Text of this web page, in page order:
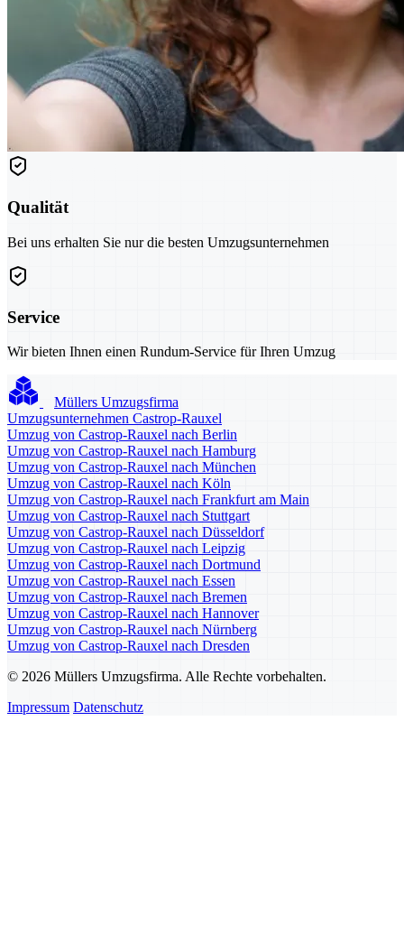
Qualität
Bei uns erhalten Sie nur die besten Umzugsunternehmen
Service
Wir bieten Ihnen einen Rundum-Service für Ihren Umzug
Müllers Umzugsfirma
Umzugsunternehmen Castrop-Rauxel
Umzug von Castrop-Rauxel nach Berlin
Umzug von Castrop-Rauxel nach Hamburg
Umzug von Castrop-Rauxel nach München
Umzug von Castrop-Rauxel nach Köln
Umzug von Castrop-Rauxel nach Frankfurt am Main
Umzug von Castrop-Rauxel nach Stuttgart
Umzug von Castrop-Rauxel nach Düsseldorf
Umzug von Castrop-Rauxel nach Leipzig
Umzug von Castrop-Rauxel nach Dortmund
Umzug von Castrop-Rauxel nach Essen
Umzug von Castrop-Rauxel nach Bremen
Umzug von Castrop-Rauxel nach Hannover
Umzug von Castrop-Rauxel nach Nürnberg
Umzug von Castrop-Rauxel nach Dresden
© 2026 Müllers Umzugsfirma. Alle Rechte vorbehalten.
Impressum Datenschutz